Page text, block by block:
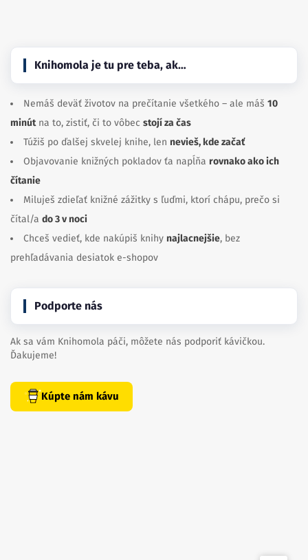
Knihomola je tu pre teba, ak…
Nemáš deväť životov na prečítanie všetkého – ale máš 10
minútna to, zistiť, či to vôbec stojí za čas
Túžiš po ďalšej skvelej knihe, len nevieš, kde začať
Objavovanie knižných pokladov ťa napĺňa rovnako ako ich
čítanie
Miluješ zdieľať knižné zážitky s ľuďmi, ktorí chápu, prečo si
čítal/a do 3 v noci
Chceš vedieť, kde nakúpiš knihy najlacnejšie, bez
prehľadávania desiatok e-shopov
Podporte nás
Ak sa vám Knihomola páči, môžete nás podporiť kávičkou.
Ďakujeme!
Kúpte nám kávu